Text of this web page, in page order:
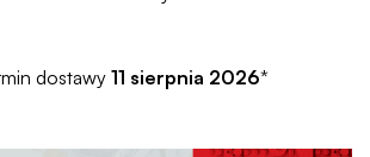
dostawy 11 sierpnia 2026*